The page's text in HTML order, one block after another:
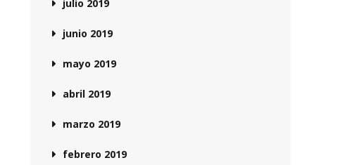
julio 2019
junio 2019
mayo 2019
abril 2019
marzo 2019
febrero 2019